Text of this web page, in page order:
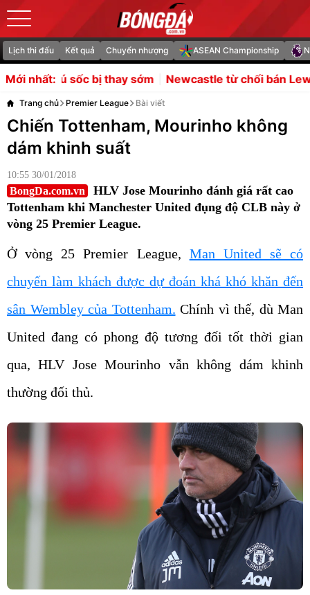
Lịch thi đấu Kết quả Chuyển nhượng ASEAN Championship
Mới nhất:
thay sớm Newcastle từ chối bán Lewis Hall, MU lo
Trang chủ Premier League Bài viết
Chiến Tottenham, Mourinho không
dám khinh suất
10:55 30/01/2018
BongDa.com.vn
HLV Jose Mourinho đánh giá rất cao
Tottenham khi Manchester United đụng độ CLB này ở
vòng 25 Premier League.
Ở vòng 25 Premier League, Man United sẽ có
chuyến làm khách được dự đoán khá khó khăn đến
sân Wembley của Tottenham. Chính vì thế, dù Man
United đang có phong độ tương đối tốt thời gian
qua, HLV Jose Mourinho vẫn không dám khinh
thường đối thủ.